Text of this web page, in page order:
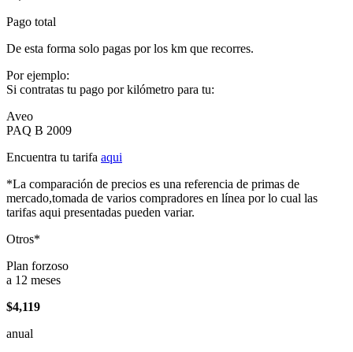
Pago total
De esta forma solo pagas por los km que recorres.
Por ejemplo:
Si contratas tu pago por kilómetro para tu:
Aveo
PAQ B 2009
Encuentra tu tarifa aqui
*La comparación de precios es una referencia de primas de
mercado,tomada de varios compradores en línea por lo cual las
tarifas aqui presentadas pueden variar.
Otros*
Plan forzoso
a 12 meses
$4,119
anual